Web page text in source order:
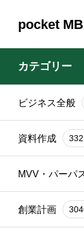
pocket
資料作成
ン
ブラ
関係
は？
カテゴリー
ビジネス全般
資料作成
MVV・パーパ
創業計画